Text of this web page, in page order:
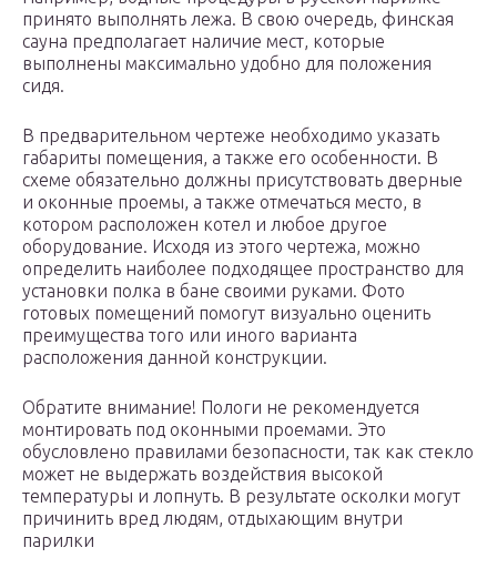
принято выполнять лежа. В свою очередь, финская
сауна предполагает наличие мест, которые
выполнены максимально удобно для положения
сидя.
В предварительном чертеже необходимо указать
габариты помещения, а также его особенности. В
схеме обязательно должны присутствовать дверные
и оконные проемы, а также отмечаться место, в
котором расположен котел и любое другое
оборудование. Исходя из этого чертежа, можно
определить наиболее подходящее пространство для
установки полка в бане своими руками. Фото
готовых помещений помогут визуально оценить
преимущества того или иного варианта
расположения данной конструкции.
Обратите внимание! Пологи не рекомендуется
монтировать под оконными проемами. Это
обусловлено правилами безопасности, так как стекло
может не выдержать воздействия высокой
температуры и лопнуть. В результате осколки могут
причинить вред людям, отдыхающим внутри
парилки